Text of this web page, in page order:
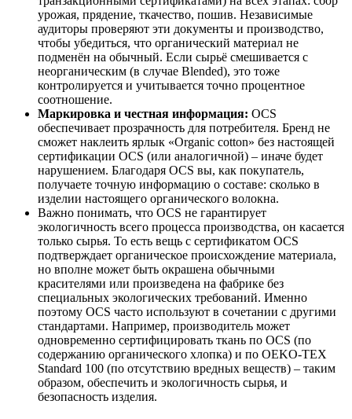
урожая, прядение, ткачество, пошив. Независимые
аудиторы проверяют эти документы и производство,
чтобы убедиться, что органический материал не
подменён на обычный. Если сырьё смешивается с
неорганическим (в случае Blended), это тоже
контролируется и учитывается точно процентное
соотношение.
Маркировка и честная информация: OCS
обеспечивает прозрачность для потребителя. Бренд не
сможет наклеить ярлык «Organic cotton» без настоящей
сертификации OCS (или аналогичной) – иначе будет
нарушением. Благодаря OCS вы, как покупатель,
получаете точную информацию о составе: сколько в
изделии настоящего органического волокна.
Важно понимать, что OCS не гарантирует
экологичность всего процесса производства, он касается
только сырья. То есть вещь с сертификатом OCS
подтверждает органическое происхождение материала,
но вполне может быть окрашена обычными
красителями или произведена на фабрике без
специальных экологических требований. Именно
поэтому OCS часто используют в сочетании с другими
стандартами. Например, производитель может
одновременно сертифицировать ткань по OCS (по
содержанию органического хлопка) и по OEKO-TEX
Standard 100 (по отсутствию вредных веществ) – таким
образом, обеспечить и экологичность сырья, и
безопасность изделия.